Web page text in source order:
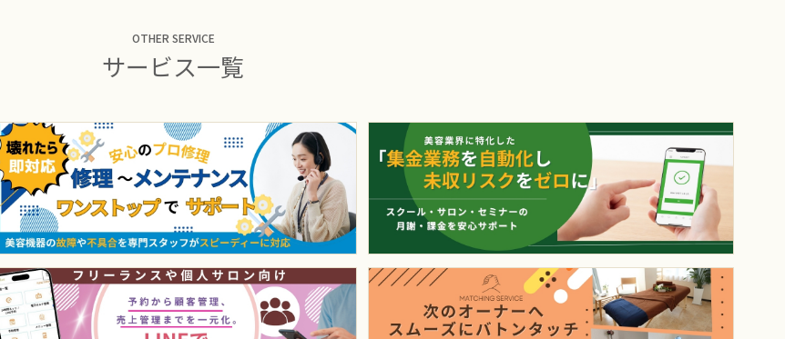
OTHER SERVICE
サービス一覧